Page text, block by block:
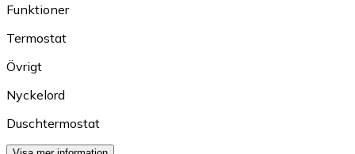
Funktioner
Termostat
Övrigt
Nyckelord
Duschtermostat